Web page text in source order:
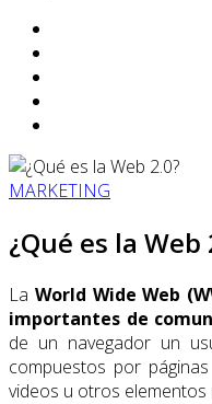
MARKETING
¿Qué es la Web
La World Wide Web
importantes de
de un navegador un
compuestos por
videos u otros elementos